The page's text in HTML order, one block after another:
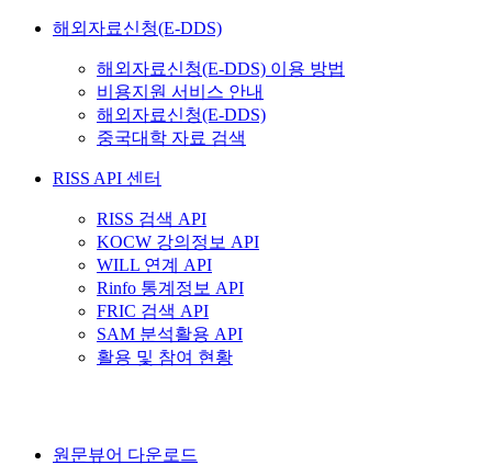
해외자료신청(E-DDS)
해외자료신청(E-DDS) 이용 방법
비용지원 서비스 안내
해외자료신청(E-DDS)
중국대학 자료 검색
RISS API 센터
RISS 검색 API
KOCW 강의정보 API
WILL 연계 API
Rinfo 통계정보 API
FRIC 검색 API
SAM 분석활용 API
활용 및 참여 현황
원문뷰어 다운로드